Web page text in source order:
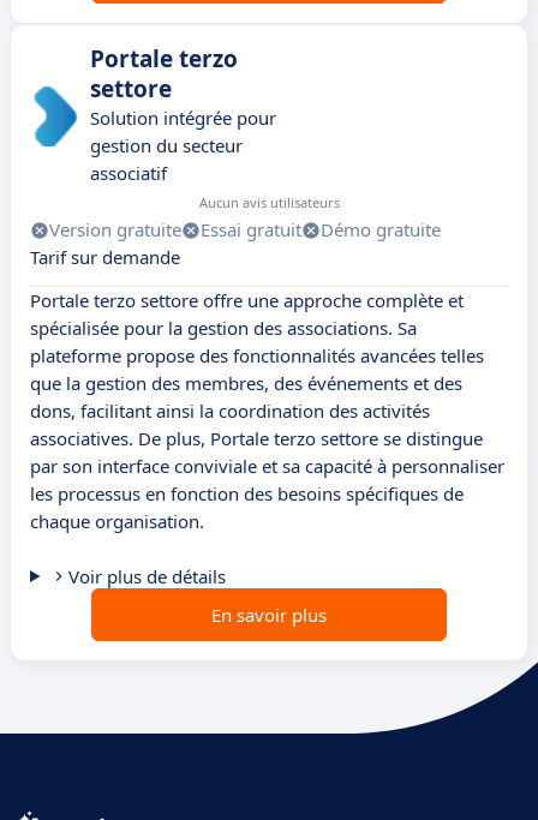
Portale terzo
settore
Solution intégrée pour
gestion du secteur
associatif
Aucun avis utilisateurs
Version gratuite Essai gratuit
Démo gratuite
Tarif sur demande
Portale terzo settore offre une approche complète et
spécialisée pour la gestion des associations. Sa
plateforme propose des fonctionnalités avancées telles
que la gestion des membres, des événements et des
dons, facilitant ainsi la coordination des activités
associatives. De plus, Portale terzo settore se distingue
par son interface conviviale et sa capacité à personnaliser
les processus en fonction des besoins spécifiques de
chaque organisation.
Voir plus de détails
En savoir plus